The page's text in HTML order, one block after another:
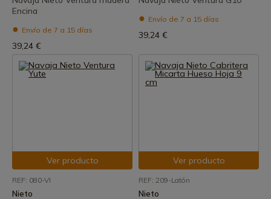
Encina
Envío de 7 a 15 días
39,24 €
Envío de 7 a 15 días
39,24 €
Ver producto
REF: 080-VI
Nieto
Ver producto
REF: 209-Latón
Nieto